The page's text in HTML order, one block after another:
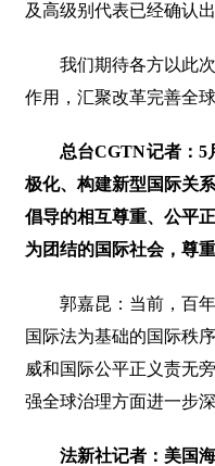
及高级别代表已经确认
我们期待各方以此
作用，汇聚改革完善全
总台CGTN记者：5
极化、构建新型国际关
倡导的相互尊重、公平
为团结的国际社会，尊
郭嘉昆：当前，百
国际法为基础的国际秩
威和国际公平正义责无
强全球治理方面进一步
法新社记者：美国